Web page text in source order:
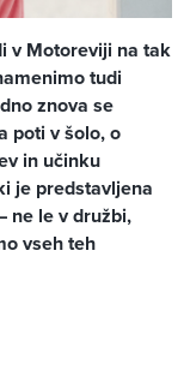
v Motoreviji na tak
tudi
znova se
poti v šolo, o
in učinku
je predstavljena
ne le v družbi,
vseh teh